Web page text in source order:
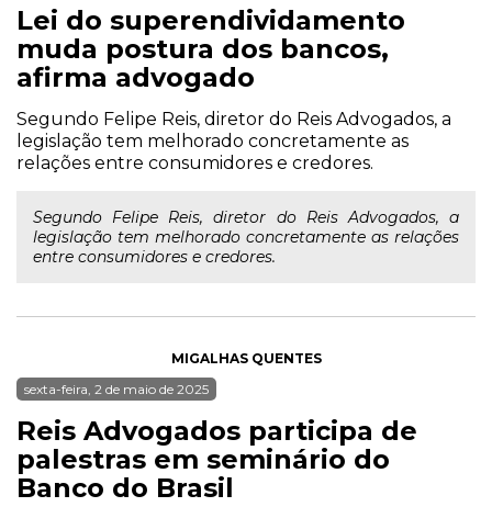
Lei do superendividamento
muda postura dos bancos,
afirma advogado
Segundo Felipe Reis, diretor do Reis Advogados, a
legislação tem melhorado concretamente as
relações entre consumidores e credores.
Segundo Felipe Reis, diretor do Reis Advogados, a
legislação tem melhorado concretamente as relações
entre consumidores e credores.
MIGALHAS QUENTES
sexta-feira, 2 de maio de 2025
Reis Advogados participa de
palestras em seminário do
Banco do Brasil